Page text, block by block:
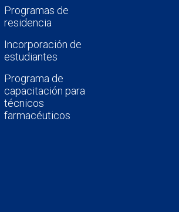
Programas de
residencia
Incorporación de
estudiantes
Programa de
capacitación para
técnicos
farmacéuticos